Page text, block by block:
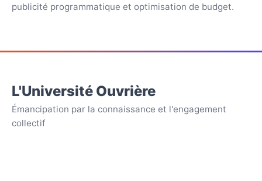
publicité programmatique et optimisation de budget.
L'Université Ouvrière
Émancipation par la connaissance et l'engagement
collectif